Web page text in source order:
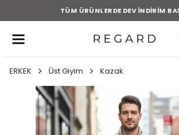
TÜM ÜRÜNLERDE DEV İNDİRİM
ERKEK Üst Giyim Kazak